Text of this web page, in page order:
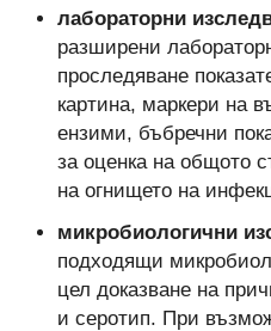
лабораторни
разширени
проследяване
картина, маркери на
ензими, бъбречни
за оценка на общото
на огнището на
микробиологични
подходящи
цел доказване на
и серотип. При